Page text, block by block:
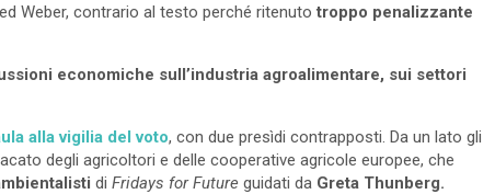
Weber, contrario al testo perché ritenutotroppo penalizzante
economiche sull’industria agroalimentare, sui settori
alla vigilia del voto, con due presìdi contrapposti. Da un lato gli
degli agricoltori e delle cooperative agricole europee, che
di Fridays for Future guidati da Greta Thunberg.